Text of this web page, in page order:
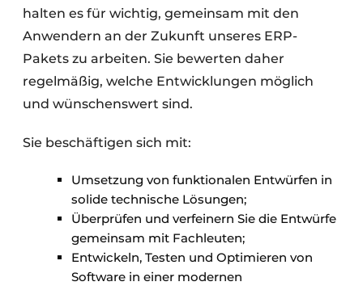
halten es für wichtig, gemeinsam mit den
Anwendern an der Zukunft unseres ERP-
Pakets zu arbeiten. Sie bewerten daher
regelmäßig, welche Entwicklungen möglich
und wünschenswert sind.
Sie beschäftigen sich mit:
Umsetzung von funktionalen Entwürfen in
solide technische Lösungen;
Überprüfen und verfeinern Sie die Entwürfe
gemeinsam mit Fachleuten;
Entwickeln, Testen und Optimieren von
Software in einer modernen